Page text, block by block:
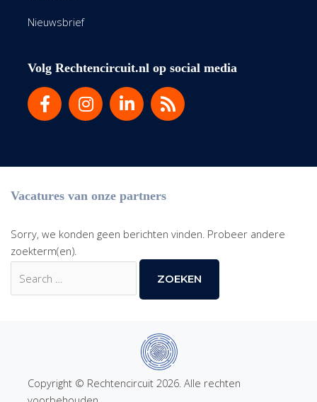
Nieuwsbrief
Volg Rechtencircuit.nl op social media
Vacatures van onze partners
Sorry, we konden geen berichten vinden. Probeer andere
zoekterm(en).
Zoek
naar:
Copyright © Rechtencircuit 2026. Alle rechten